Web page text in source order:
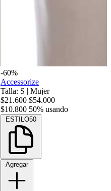
-60%
Accessorize
Talla: S | Mujer
$21.600 $54.000
$10.800 50% usando
ESTILO50
Agregar